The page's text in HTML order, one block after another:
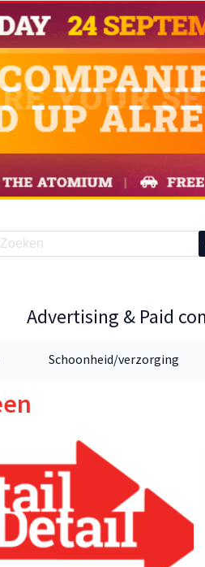
Schoonheid/verzorging
Advertising & Paid